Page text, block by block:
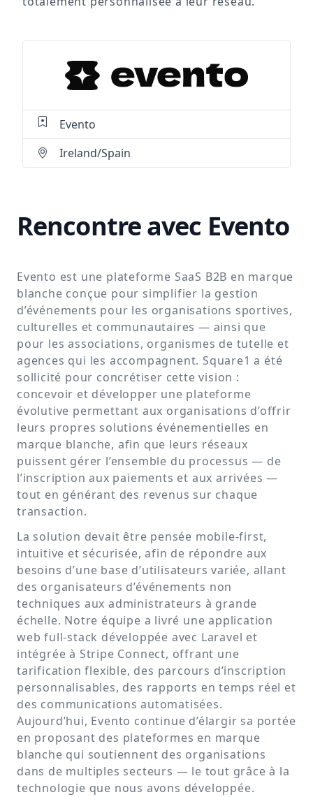
Evento
Ireland/Spain
Rencontre avec Evento
Evento est une plateforme SaaS B2B en marque
blanche conçue pour simplifier la gestion
d’événements pour les organisations sportives,
culturelles et communautaires — ainsi que
pour les associations, organismes de tutelle et
agences qui les accompagnent. Square1 a été
sollicité pour concrétiser cette vision :
concevoir et développer une plateforme
évolutive permettant aux organisations d’offrir
leurs propres solutions événementielles en
marque blanche, afin que leurs réseaux
puissent gérer l’ensemble du processus — de
l’inscription aux paiements et aux arrivées —
tout en générant des revenus sur chaque
transaction.
La solution devait être pensée mobile-first,
intuitive et sécurisée, afin de répondre aux
besoins d’une base d’utilisateurs variée, allant
des organisateurs d’événements non
techniques aux administrateurs à grande
échelle. Notre équipe a livré une application
web full-stack développée avec Laravel et
intégrée à Stripe Connect, offrant une
tarification flexible, des parcours d’inscription
personnalisables, des rapports en temps réel et
des communications automatisées.
Aujourd’hui, Evento continue d’élargir sa portée
en proposant des plateformes en marque
blanche qui soutiennent des organisations
dans de multiples secteurs — le tout grâce à la
technologie que nous avons développée.